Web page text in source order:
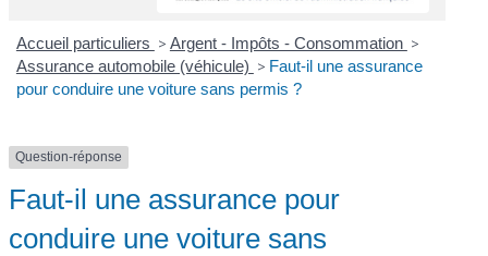
Accueil particuliers > Argent - Impôts - Consommation >
Assurance automobile (véhicule) > Faut-il une assurance
pour conduire une voiture sans permis ?
Question-réponse
Faut-il une assurance pour
conduire une voiture sans